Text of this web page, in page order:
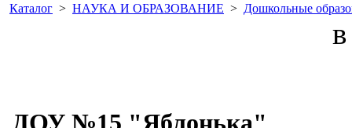
Каталог > НАУКА И ОБРАЗОВАНИЕ > Дошкольные